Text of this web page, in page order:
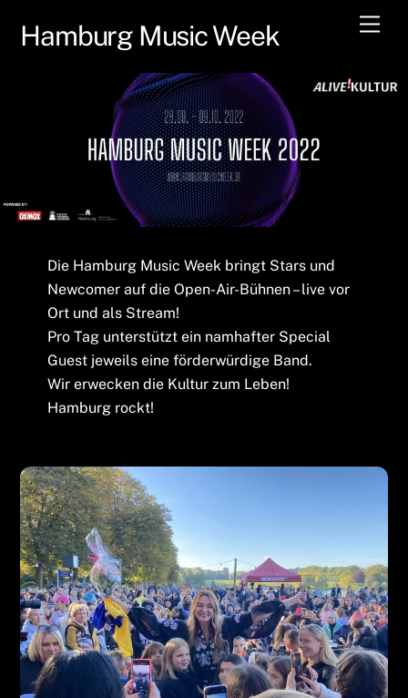
Hamburg Music Week
Die Hamburg Music Week bringt Stars und
Newcomer auf die Open-Air-Bühnen – live vor
Ort und als Stream!
Pro Tag unterstützt ein namhafter Special
Guest jeweils eine förderwürdige Band.
Wir erwecken die Kultur zum Leben!
Hamburg rockt!